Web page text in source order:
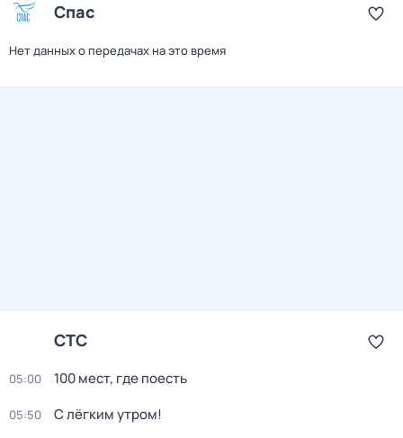
Спас
Нет данных о передачах на это время
СТС
05:00 100 мест, где поесть
05:50 С лёгким утром!